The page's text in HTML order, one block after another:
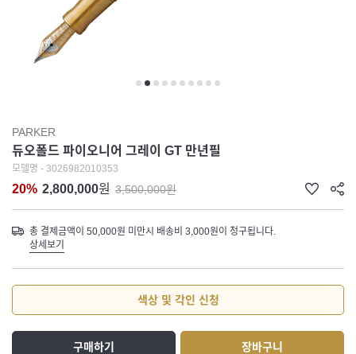
PARKER
듀오폴드 파이오니어 그레이 GT 만년필
모델명 - 3026982010353
20% 2,800,000원 3,500,000원
총 결제금액이 50,000원 미만시 배송비 3,000원이 청구됩니다.
상세보기
색상 및 각인 신청
구매하기 장바구니